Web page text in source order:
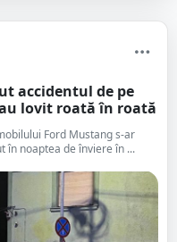
accidentul de pe
lovit roată în roată
Ford Mustang s-ar
în noaptea de înviere în ...